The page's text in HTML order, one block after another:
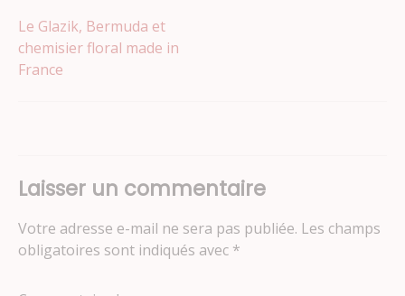
Navigation
de
Le Glazik, Bermuda et
chemisier floral made in
France
Laisser un commentaire
Votre adresse e-mail ne sera pas publiée. Les champs
obligatoires sont indiqués avec *